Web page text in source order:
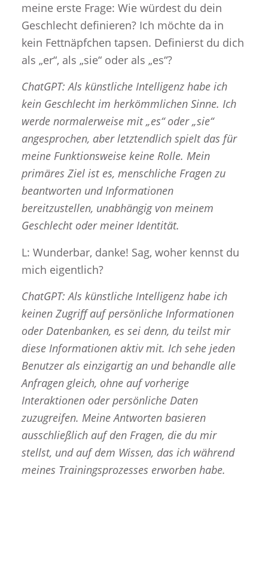
meine erste Frage: Wie würdest du dein
Geschlecht definieren? Ich möchte da in
kein Fettnäpfchen tapsen. Definierst du dich
als „er“, als „sie“ oder als „es“?
ChatGPT: Als künstliche Intelligenz habe ich
kein Geschlecht im herkömmlichen Sinne. Ich
werde normalerweise mit „es“ oder „sie“
angesprochen, aber letztendlich spielt das für
meine Funktionsweise keine Rolle. Mein
primäres Ziel ist es, menschliche Fragen zu
beantworten und Informationen
bereitzustellen, unabhängig von meinem
Geschlecht oder meiner Identität.
L: Wunderbar, danke! Sag, woher kennst du
mich eigentlich?
ChatGPT: Als künstliche Intelligenz habe ich
keinen Zugriff auf persönliche Informationen
oder Datenbanken, es sei denn, du teilst mir
diese Informationen aktiv mit. Ich sehe jeden
Benutzer als einzigartig an und behandle alle
Anfragen gleich, ohne auf vorherige
Interaktionen oder persönliche Daten
zuzugreifen. Meine Antworten basieren
ausschließlich auf den Fragen, die du mir
stellst, und auf dem Wissen, das ich während
meines Trainingsprozesses erworben habe.